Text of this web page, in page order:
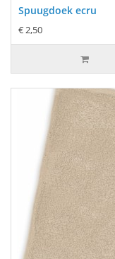
Spuugdoek ecru
€ 2,50